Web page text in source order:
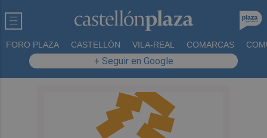
FORO PLAZA CASTELLÓN VILA-REAL COMARCAS
+ Seguir en Google